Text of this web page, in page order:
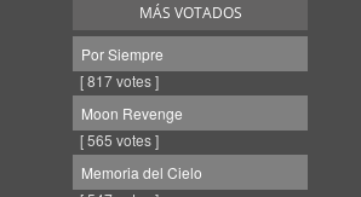
MÁS VOTADOS
Por Siempre
[ 817 votes ]
Moon Revenge
[ 565 votes ]
Memoria del Cielo